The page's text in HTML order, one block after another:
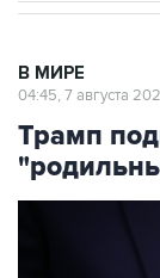
В МИРЕ
04:45, 7 августа
Трамп